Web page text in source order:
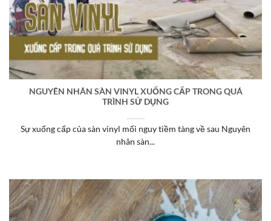
NGUYÊN NHÂN SÀN VINYL XUỐNG CẤP TRONG QUÁ
TRÌNH SỬ DỤNG
Sự xuống cấp của sàn vinyl mối nguy tiềm tàng về sau Nguyên
nhân sàn...